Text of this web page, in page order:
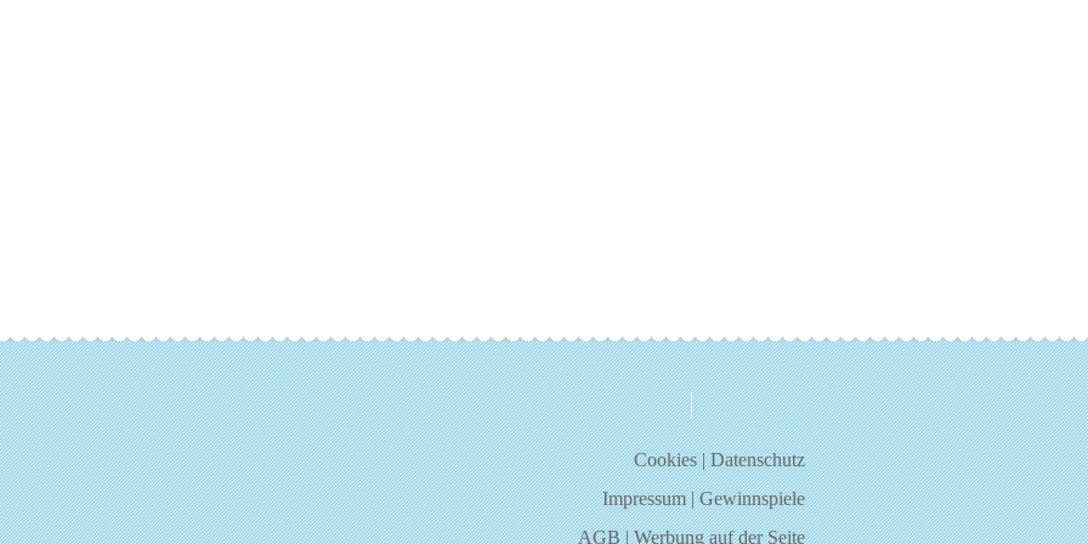
über uns kontakt
Cookies|Datenschutz
Impressum|Gewinnspiele
AGB|Werbung auf der Seite